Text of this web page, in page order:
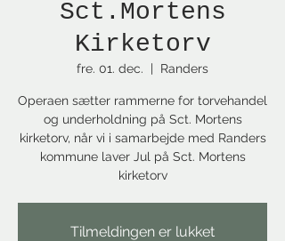
Sct.Mortens
Kirketorv
fre. 01. dec.
  |
Randers
Operaen sætter rammerne for torvehandel
og underholdning på Sct. Mortens
kirketorv, når vi i samarbejde med Randers
kommune laver Jul på Sct. Mortens
kirketorv
Tilmeldingen er lukket